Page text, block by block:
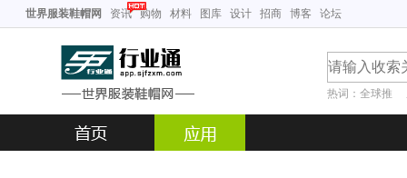
世界服装鞋帽网 资讯 购物 材料 图库 设计 招商 博客 论坛
热词： 全球推